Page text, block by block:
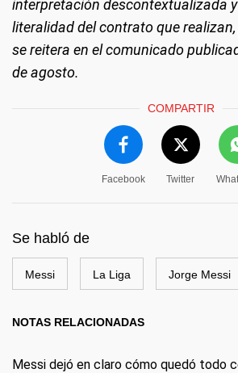
interpretación descontextualizada
literalidad del contrato que
se reitera en el comunicado
de agosto.
COMPARTIR
Facebook Twitter
Se habló de
Messi La Liga Jorge Messi
NOTAS RELACIONADAS
Messi dejó en claro cómo quedó todo